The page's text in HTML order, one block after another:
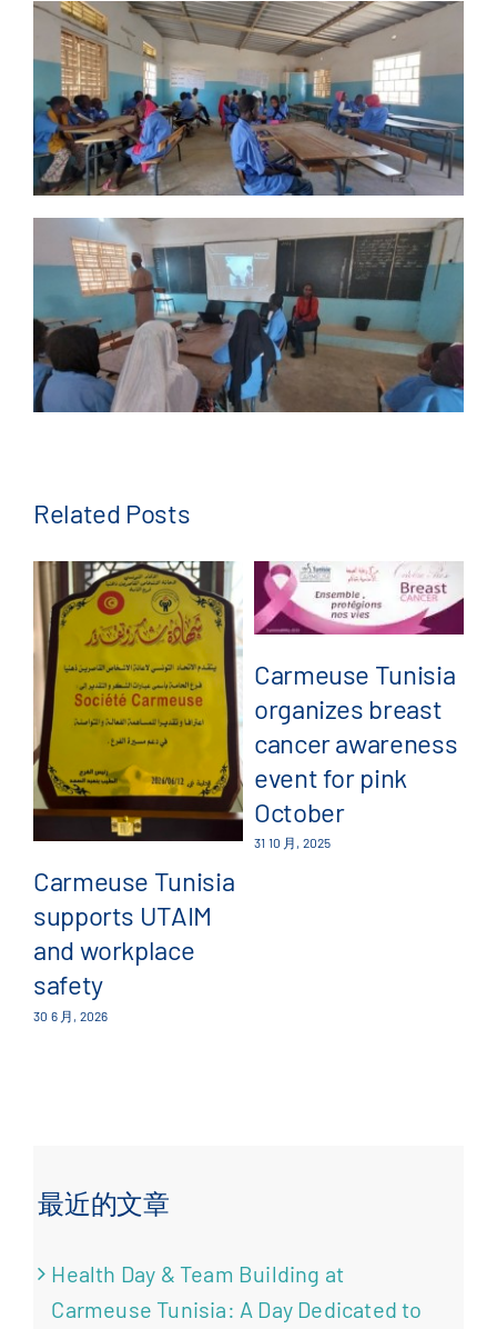
Related Posts
Carmeuse Tunisia
supports UTAIM
and workplace
safety
30 6 月, 2026
Carmeuse Tunisia
organizes breast
cancer awareness
event for pink
October
31 10 月, 2025
最近的文章
Health Day & Team Building at
Carmeuse Tunisia: A Day Dedicated to